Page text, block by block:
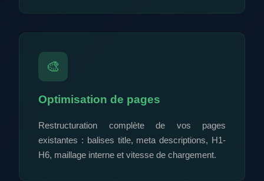
🎨
Optimisation de pages
Restructuration complète de vos pages
existantes : balises title, meta descriptions, H1-
H6, maillage interne et vitesse de chargement.